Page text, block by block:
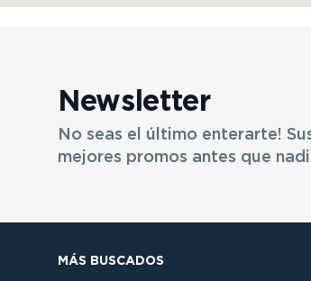
Newsletter
No seas el último enterarte!
mejores promos antes que
MÁS BUSCADOS